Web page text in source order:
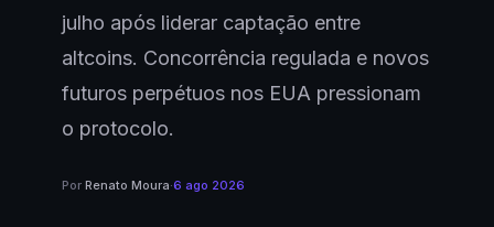
julho após liderar captação entre
altcoins. Concorrência regulada e novos
futuros perpétuos nos EUA pressionam
o protocolo.
Por Renato Moura·6 ago 2026